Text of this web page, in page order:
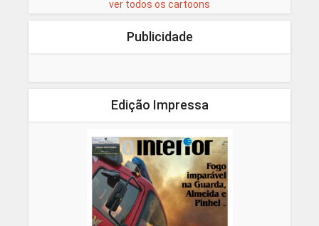
ver todos os cartoons
Publicidade
Edição Impressa